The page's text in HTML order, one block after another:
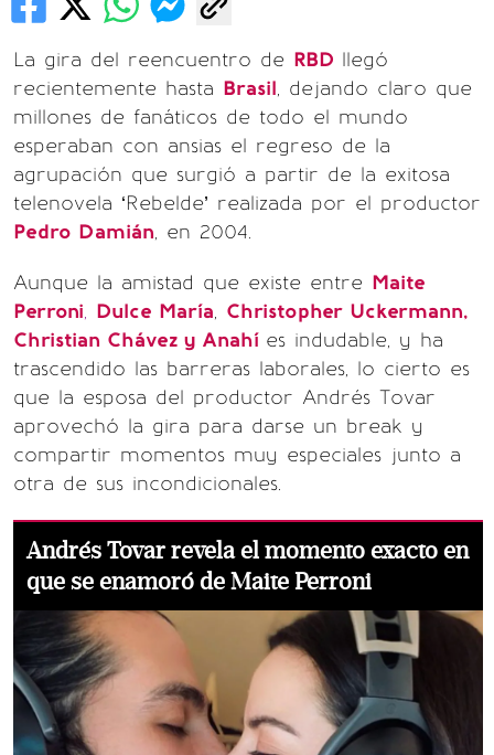
La gira del reencuentro de RBD llegó
recientemente hasta Brasil, dejando claro que
millones de fanáticos de todo el mundo
esperaban con ansias el regreso de la
agrupación que surgió a partir de la exitosa
telenovela ‘Rebelde’ realizada por el productor
Pedro Damián, en 2004.
Aunque la amistad que existe entre Maite
Perroni, Dulce María, Christopher Uckermann,
Christian Chávez y Anahí es indudable, y ha
trascendido las barreras laborales, lo cierto es
que la esposa del productor Andrés Tovar
aprovechó la gira para darse un break y
compartir momentos muy especiales junto a
otra de sus incondicionales.
Andrés Tovar revela el momento exacto en
que se enamoró de Maite Perroni